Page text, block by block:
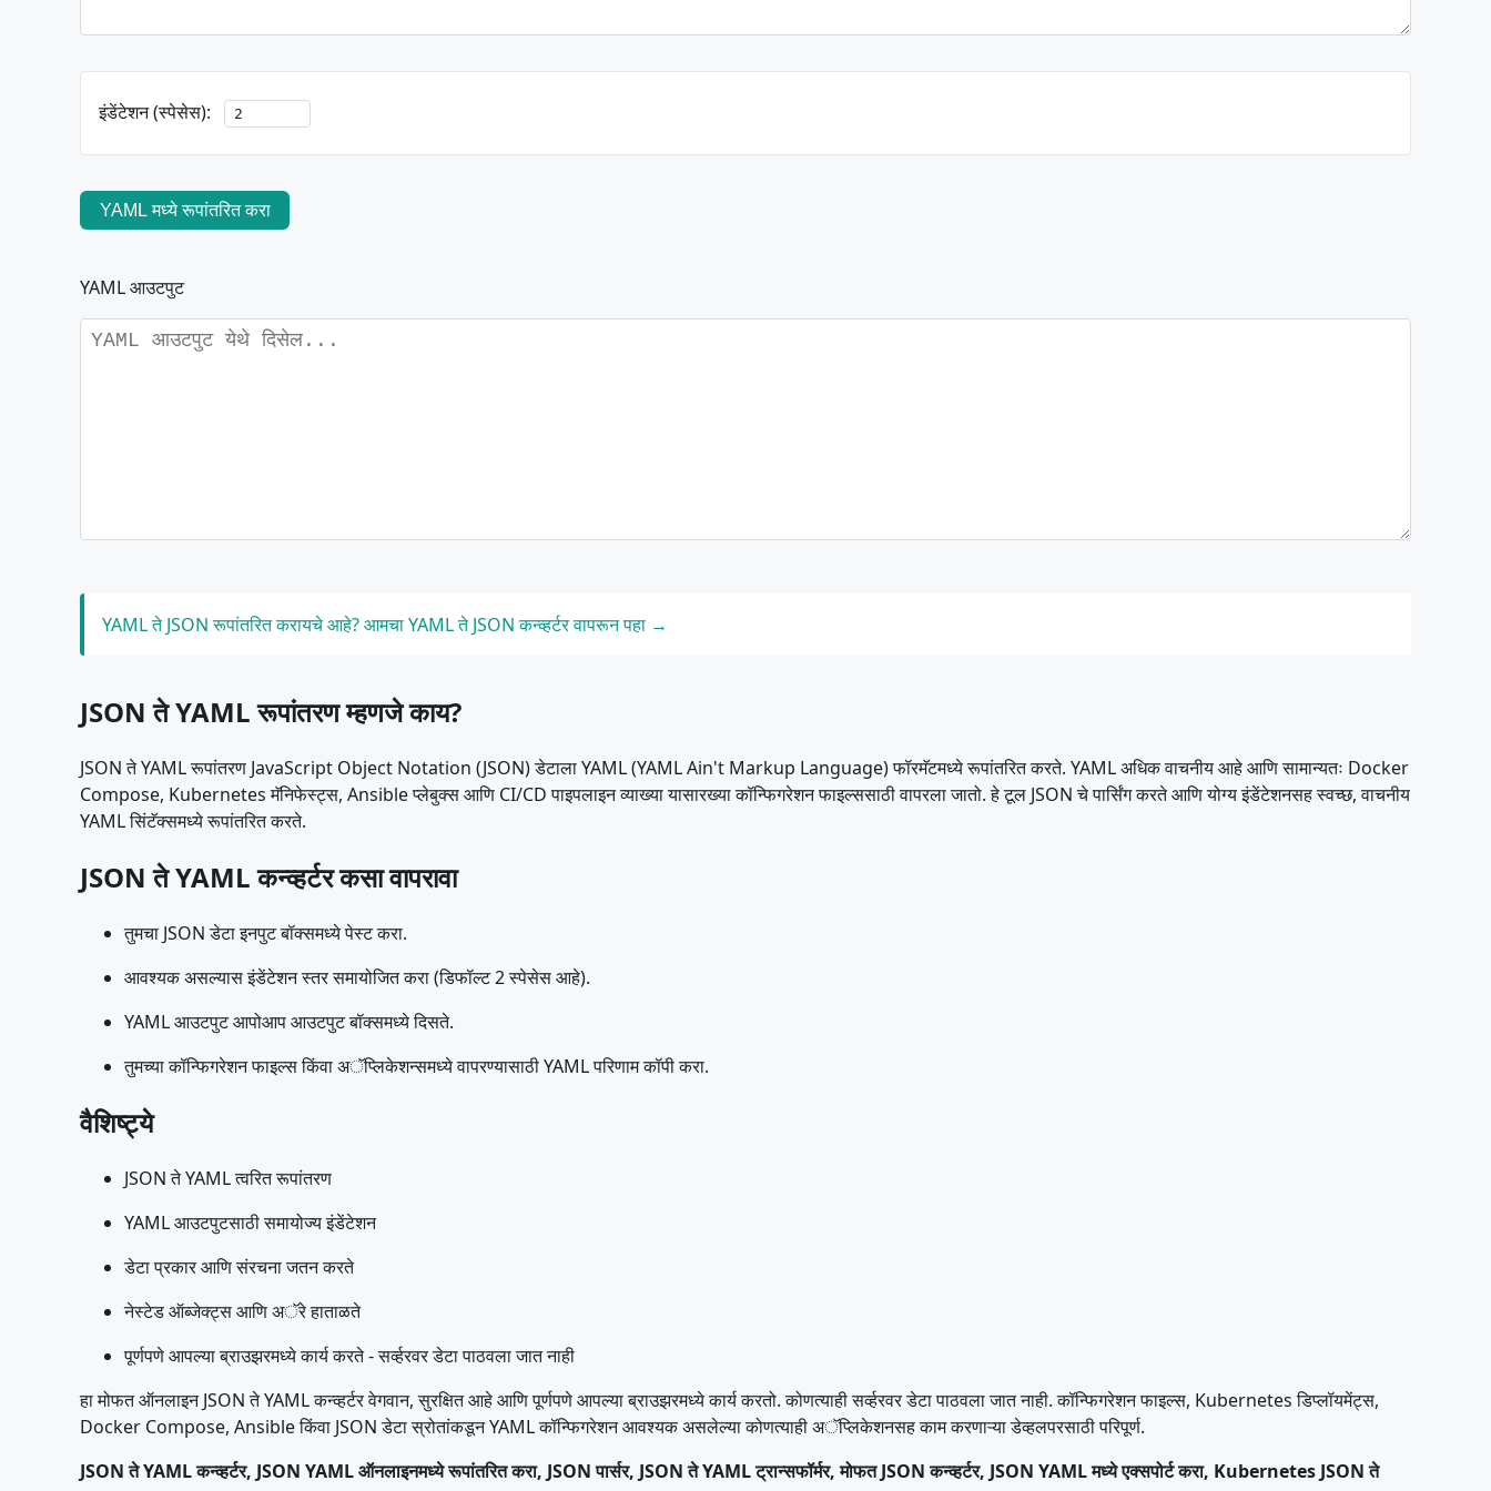
इंडेंटेशन (स्पेसेस):
YAML मध्ये रूपांतरित करा
YAML आउटपुट
YAML ते JSON रूपांतरित करायचे आहे? आमचा YAML ते JSON कन्व्हर्टर वापरून पहा →
JSON ते YAML रूपांतरण म्हणजे काय?
JSON ते YAML रूपांतरण JavaScript Object Notation (JSON) डेटाला YAML (YAML Ain't Markup Language) फॉरमॅटमध्ये रूपांतरित करते. YAML अधिक वाचनीय आहे आणि सामान्यतः Docker
Compose, Kubernetes मॅनिफेस्ट्स, Ansible प्लेबुक्स आणि CI/CD पाइपलाइन व्याख्या यासारख्या कॉन्फिगरेशन फाइल्ससाठी वापरला जातो. हे टूल JSON चे पार्सिंग करते आणि योग्य इंडेंटेशनसह स्वच्छ, वाचनीय
YAML सिंटॅक्समध्ये रूपांतरित करते.
JSON ते YAML कन्व्हर्टर कसा वापरावा
तुमचा JSON डेटा इनपुट बॉक्समध्ये पेस्ट करा.
आवश्यक असल्यास इंडेंटेशन स्तर समायोजित करा (डिफॉल्ट 2 स्पेसेस आहे).
YAML आउटपुट आपोआप आउटपुट बॉक्समध्ये दिसते.
तुमच्या कॉन्फिगरेशन फाइल्स किंवा अॅप्लिकेशन्समध्ये वापरण्यासाठी YAML परिणाम कॉपी करा.
वैशिष्ट्ये
JSON ते YAML त्वरित रूपांतरण
YAML आउटपुटसाठी समायोज्य इंडेंटेशन
डेटा प्रकार आणि संरचना जतन करते
नेस्टेड ऑब्जेक्ट्स आणि अॅरे हाताळते
पूर्णपणे आपल्या ब्राउझरमध्ये कार्य करते - सर्व्हरवर डेटा पाठवला जात नाही
हा मोफत ऑनलाइन JSON ते YAML कन्व्हर्टर वेगवान, सुरक्षित आहे आणि पूर्णपणे आपल्या ब्राउझरमध्ये कार्य करतो. कोणत्याही सर्व्हरवर डेटा पाठवला जात नाही. कॉन्फिगरेशन फाइल्स, Kubernetes डिप्लॉयमेंट्स,
Docker Compose, Ansible किंवा JSON डेटा स्रोतांकडून YAML कॉन्फिगरेशन आवश्यक असलेल्या कोणत्याही अॅप्लिकेशनसह काम करणाऱ्या डेव्हलपरसाठी परिपूर्ण.
JSON ते YAML कन्व्हर्टर, JSON YAML ऑनलाइनमध्ये रूपांतरित करा, JSON पार्सर, JSON ते YAML ट्रान्सफॉर्मर, मोफत JSON कन्व्हर्टर, JSON YAML मध्ये एक्सपोर्ट करा, Kubernetes JSON ते